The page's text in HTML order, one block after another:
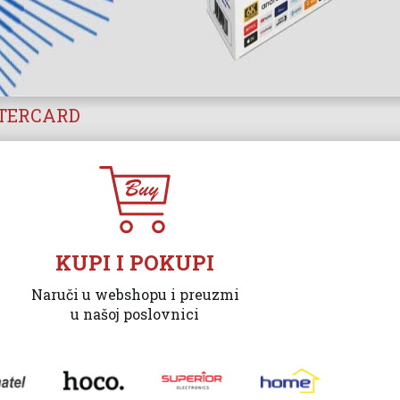
KUPI I POKUPI
Naruči u webshopu i preuzmi
u našoj poslovnici